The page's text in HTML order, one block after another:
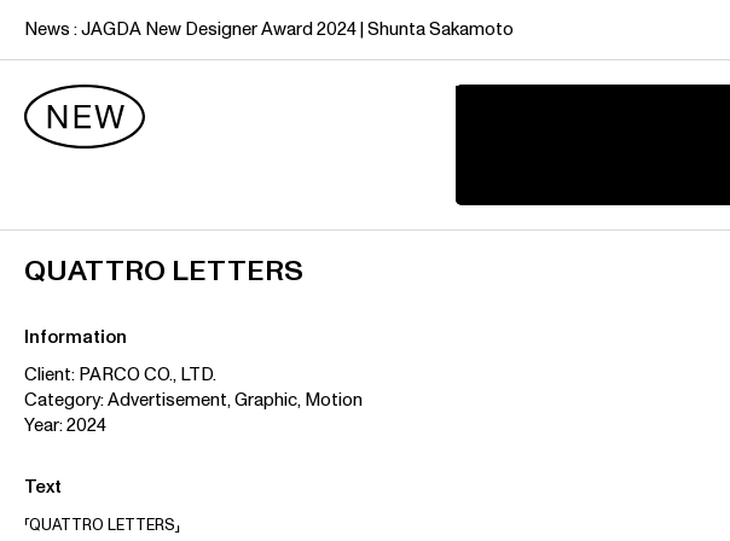
News :JAGDANewDesignerAward2024|ShuntaSakamoto
QUATTRO LETTERS
Information
Client: PARCO CO., LTD.
Category: Advertisement, Graphic, Motion
Year: 2024
Text
「QUATTRO LETTERS」